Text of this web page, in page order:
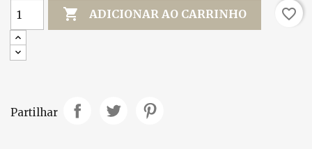
 ADICIONAR AO CARRINHO favorite_border
Partilhar